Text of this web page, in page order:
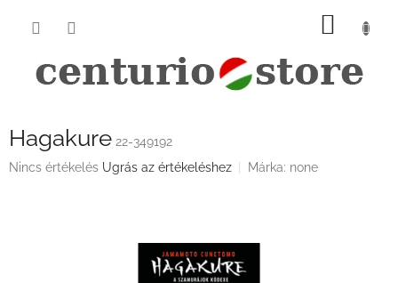
KOSÁR
Hagakure 22-349192
A
Nincs értékelés Ugrás az értékeléshez Márka: none